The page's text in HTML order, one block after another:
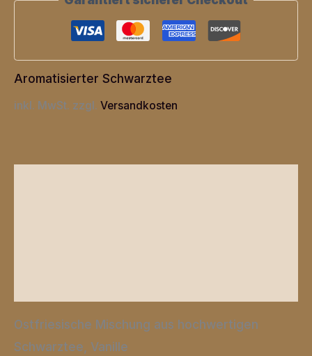
Menge
Aromatisierter Schwarztee
inkl. MwSt. zzgl. Versandkosten
Ostfriesische Mischung aus hochwertigen
Schwarztee, Vanille